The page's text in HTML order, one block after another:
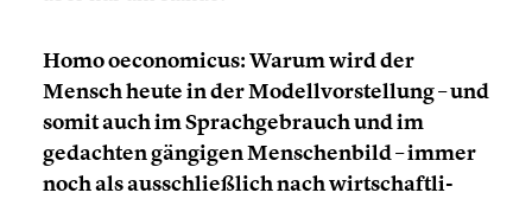
Homo oecono­micus: Warum wird der
Mensch heute in der Modell­vor­stel­lung – und
somit auch im Sprach­ge­brauch und im
gedachten gängigen Menschen­bild – immer
noch als ausschließ­lich nach wirtschaft­li­